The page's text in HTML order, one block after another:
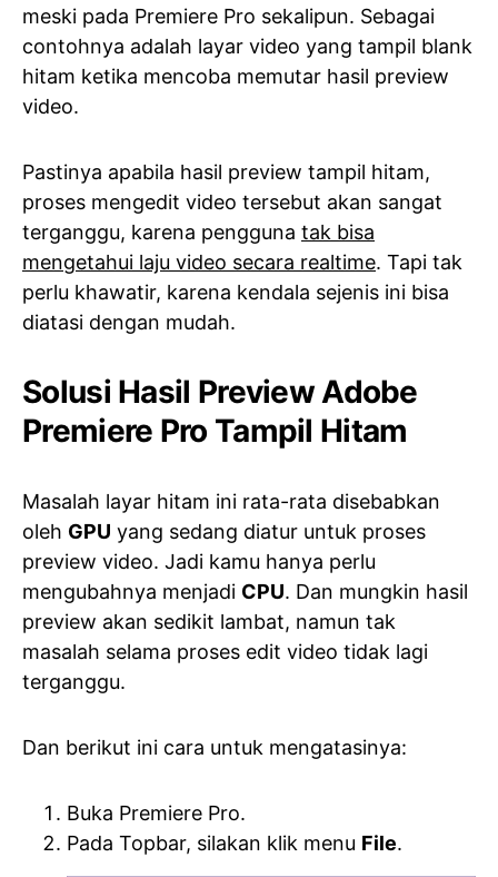
meski pada Premiere Pro sekalipun. Sebagai
contohnya adalah layar video yang tampil blank
hitam ketika mencoba memutar hasil preview
video.
Pastinya apabila hasil preview tampil hitam,
proses mengedit video tersebut akan sangat
terganggu, karena pengguna tak bisa
mengetahui laju video secara realtime. Tapi tak
perlu khawatir, karena kendala sejenis ini bisa
diatasi dengan mudah.
Solusi Hasil Preview Adobe
Premiere Pro Tampil Hitam
Masalah layar hitam ini rata-rata disebabkan
oleh GPU yang sedang diatur untuk proses
preview video. Jadi kamu hanya perlu
mengubahnya menjadi CPU. Dan mungkin hasil
preview akan sedikit lambat, namun tak
masalah selama proses edit video tidak lagi
terganggu.
Dan berikut ini cara untuk mengatasinya:
Buka Premiere Pro.
Pada Topbar, silakan klik menu File.